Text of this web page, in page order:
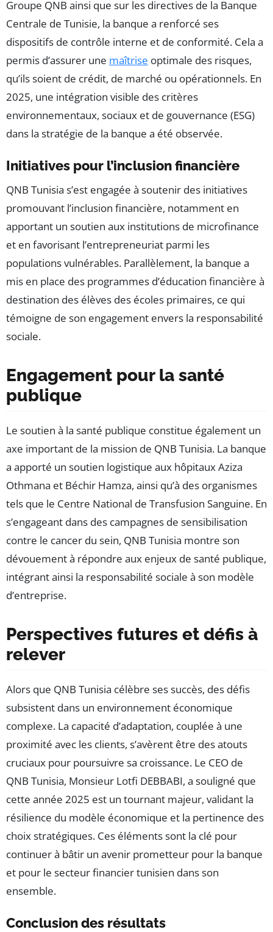
Groupe QNB ainsi que sur les directives de la Banque
Centrale de Tunisie, la banque a renforcé ses
dispositifs de contrôle interne et de conformité. Cela a
permis d’assurer une maîtrise optimale des risques,
qu’ils soient de crédit, de marché ou opérationnels. En
2025, une intégration visible des critères
environnementaux, sociaux et de gouvernance (ESG)
dans la stratégie de la banque a été observée.
Initiatives pour l’inclusion financière
QNB Tunisia s’est engagée à soutenir des initiatives
promouvant l’inclusion financière, notamment en
apportant un soutien aux institutions de microfinance
et en favorisant l’entrepreneuriat parmi les
populations vulnérables. Parallèlement, la banque a
mis en place des programmes d’éducation financière à
destination des élèves des écoles primaires, ce qui
témoigne de son engagement envers la responsabilité
sociale.
Engagement pour la santé
publique
Le soutien à la santé publique constitue également un
axe important de la mission de QNB Tunisia. La banque
a apporté un soutien logistique aux hôpitaux Aziza
Othmana et Béchir Hamza, ainsi qu’à des organismes
tels que le Centre National de Transfusion Sanguine. En
s’engageant dans des campagnes de sensibilisation
contre le cancer du sein, QNB Tunisia montre son
dévouement à répondre aux enjeux de santé publique,
intégrant ainsi la responsabilité sociale à son modèle
d’entreprise.
Perspectives futures et défis à
relever
Alors que QNB Tunisia célèbre ses succès, des défis
subsistent dans un environnement économique
complexe. La capacité d’adaptation, couplée à une
proximité avec les clients, s’avèrent être des atouts
cruciaux pour poursuivre sa croissance. Le CEO de
QNB Tunisia, Monsieur Lotfi DEBBABI, a souligné que
cette année 2025 est un tournant majeur, validant la
résilience du modèle économique et la pertinence des
choix stratégiques. Ces éléments sont la clé pour
continuer à bâtir un avenir prometteur pour la banque
et pour le secteur financier tunisien dans son
ensemble.
Conclusion des résultats